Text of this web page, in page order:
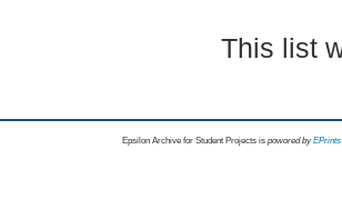
This list
Epsilon Archive for Student Projects is powored byEPrints